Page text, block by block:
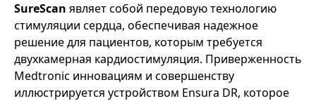
SureScan являет собой передовую технологию
стимуляции сердца, обеспечивая надежное
решение для пациентов, которым требуется
двухкамерная кардиостимуляция. Приверженность
Medtronic инновациям и совершенству
иллюстрируется устройством Ensura DR, которое